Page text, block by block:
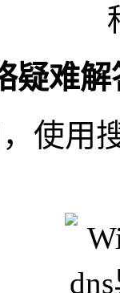
难解
用搜